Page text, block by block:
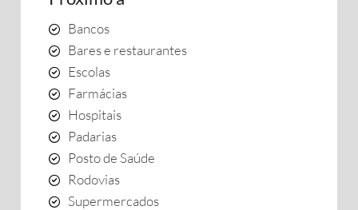
Bancos
Bares e restaurantes
Escolas
Farmácias
Hospitais
Padarias
Posto de Saúde
Rodovias
Supermercados